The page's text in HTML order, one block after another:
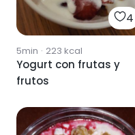
4
5min · 223 kcal
Yogurt con frutas y
frutos